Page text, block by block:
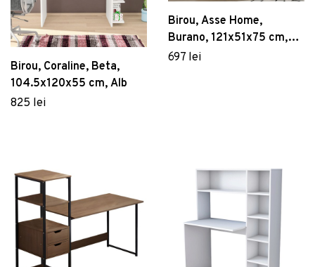
Birou, Coraline, Beta,
104.5x120x55 cm, Alb
825 lei
Birou, Asse Home,
Burano, 121x51x75 cm,
Maro
697 lei